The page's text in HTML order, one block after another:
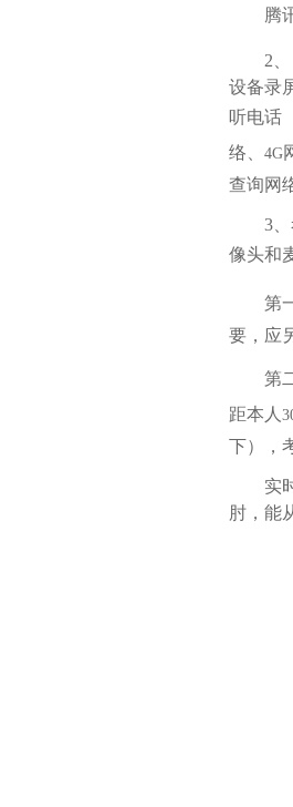
腾
2
设备录
听电话
络、 4G
查询网
3
像头和
第
要，应
第
距本人
下），
实
肘，能